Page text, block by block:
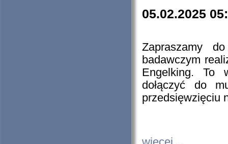
05.02.2025
Zapraszamy
badawczym
Engelking. To
dołączyć do
przedsięwzięciu